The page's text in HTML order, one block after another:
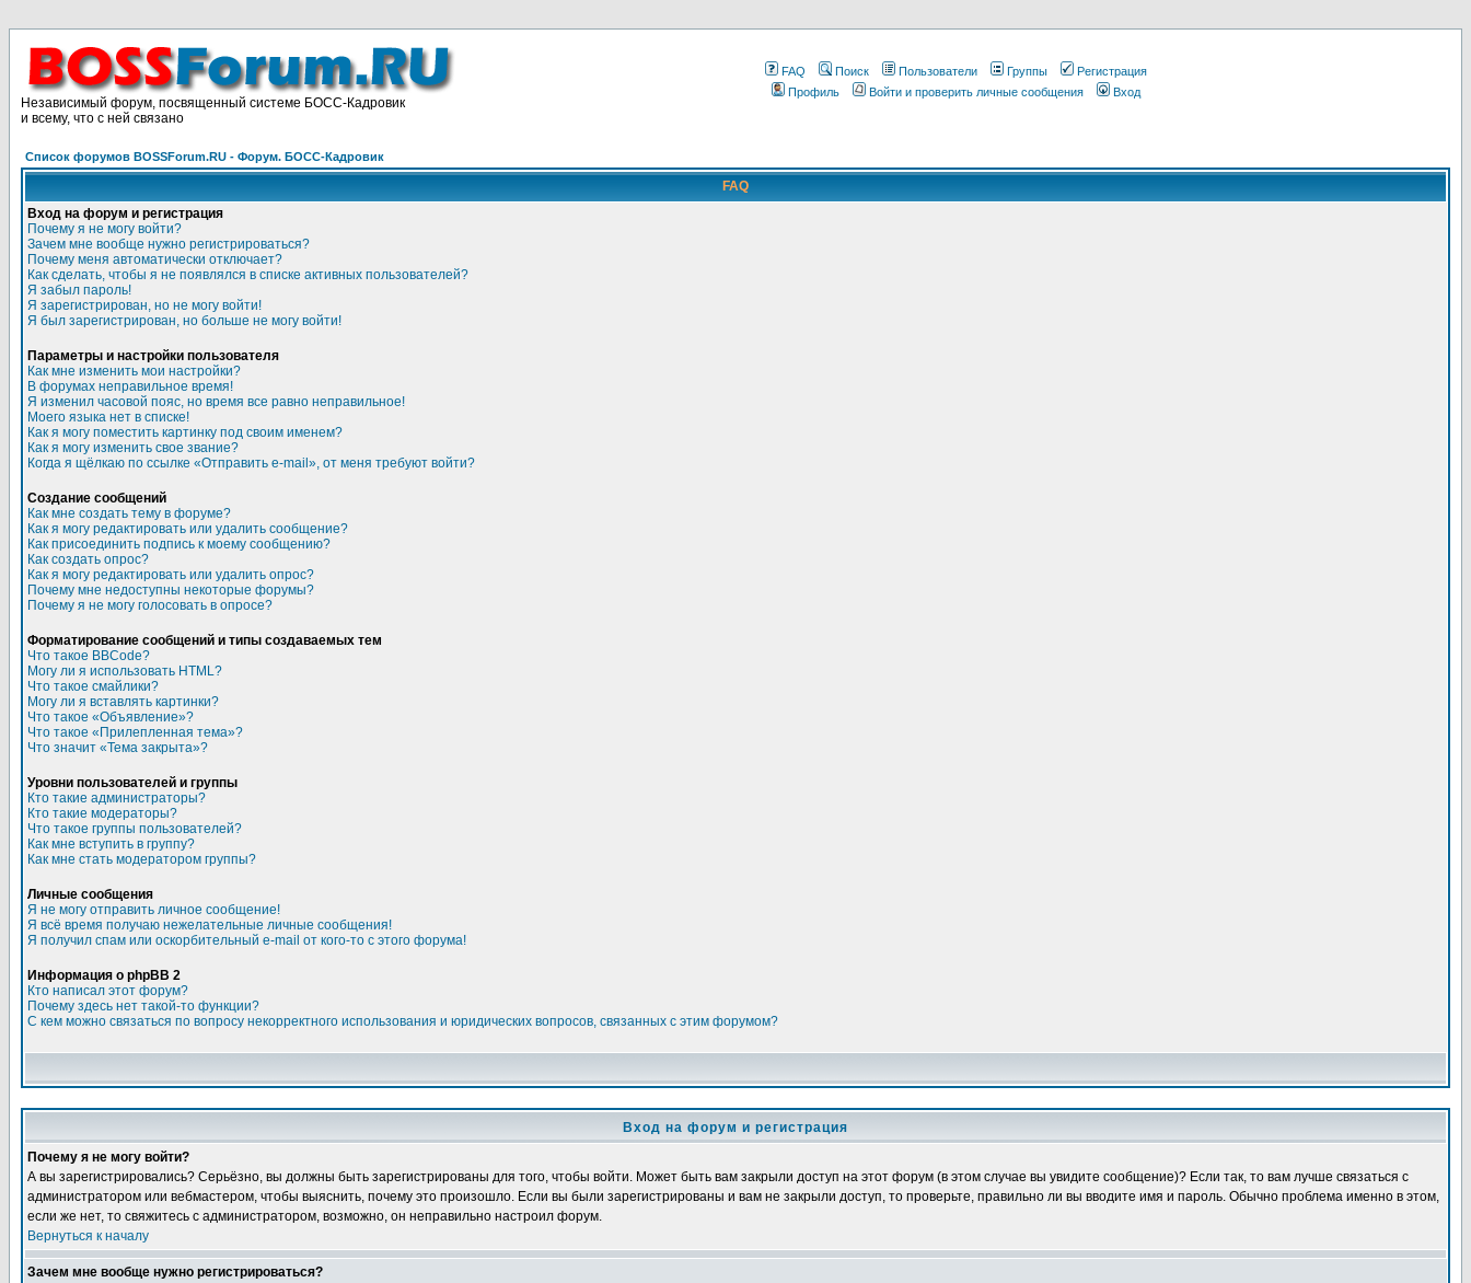
Независимый форум, посвященный системе БОСС-Кадровик
и всему, что с ней связано
FAQ Поиск Пользователи Группы
Регистрация
Профиль
Войти и проверить личные сообщения Вход
Список форумов BOSSForum.RU - Форум. БОСС-Кадровик
FAQ
Вход на форум и регистрация
Почему я не могу войти?
Зачем мне вообще нужно регистрироваться?
Почему меня автоматически отключает?
Как сделать, чтобы я не появлялся в списке активных пользователей?
Я забыл пароль!
Я зарегистрирован, но не могу войти!
Я был зарегистрирован, но больше не могу войти!
Параметры и настройки пользователя
Как мне изменить мои настройки?
В форумах неправильное время!
Я изменил часовой пояс, но время все равно неправильное!
Моего языка нет в списке!
Как я могу поместить картинку под своим именем?
Как я могу изменить свое звание?
Когда я щёлкаю по ссылке «Отправить e-mail», от меня требуют войти?
Создание сообщений
Как мне создать тему в форуме?
Как я могу редактировать или удалить сообщение?
Как присоединить подпись к моему сообщению?
Как создать опрос?
Как я могу редактировать или удалить опрос?
Почему мне недоступны некоторые форумы?
Почему я не могу голосовать в опросе?
Форматирование сообщений и типы создаваемых тем
Что такое BBCode?
Могу ли я использовать HTML?
Что такое смайлики?
Могу ли я вставлять картинки?
Что такое «Объявление»?
Что такое «Прилепленная тема»?
Что значит «Тема закрыта»?
Уровни пользователей и группы
Кто такие администраторы?
Кто такие модераторы?
Что такое группы пользователей?
Как мне вступить в группу?
Как мне стать модератором группы?
Личные сообщения
Я не могу отправить личное сообщение!
Я всё время получаю нежелательные личные сообщения!
Я получил спам или оскорбительный e-mail от кого-то с этого форума!
Информация о phpBB 2
Кто написал этот форум?
Почему здесь нет такой-то функции?
С кем можно связаться по вопросу некорректного использования и юридических вопросов, связанных с этим форумом?
Вход на форум и регистрация
Почему я не могу войти?
А вы зарегистрировались? Серьёзно, вы должны быть зарегистрированы для того, чтобы войти. Может быть вам закрыли доступ на этот форум (в этом случае вы увидите сообщение)? Если так, то вам лучше связаться с
администратором или вебмастером, чтобы выяснить, почему это произошло. Если вы были зарегистрированы и вам не закрыли доступ, то проверьте, правильно ли вы вводите имя и пароль. Обычно проблема именно в этом,
если же нет, то свяжитесь с администратором, возможно, он неправильно настроил форум.
Вернуться к началу
Зачем мне вообще нужно регистрироваться?